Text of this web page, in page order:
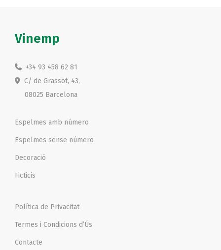
Vinemp
+34 93 458 62 81
C/ de Grassot, 43,
08025 Barcelona
Espelmes amb número
Espelmes sense número
Decoració
Ficticis
Política de Privacitat
Termes i Condicions d’Ús
Contacte